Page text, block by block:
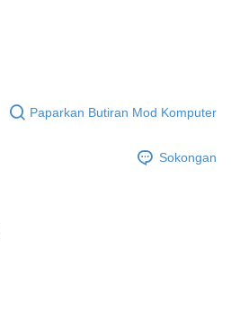
Paparkan Butiran Mod Komputer
Sokongan